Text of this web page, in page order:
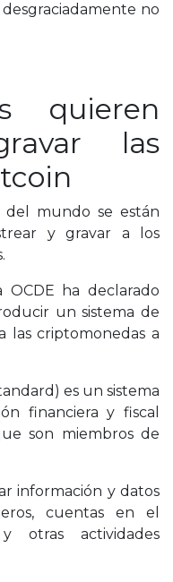
no
quieren
las
del mundo se están
y gravar a los
OCDE ha declarado
un sistema de
las criptomonedas a
es un sistema
financiera y fiscal
son miembros de
información y datos
cuentas en el
otras actividades